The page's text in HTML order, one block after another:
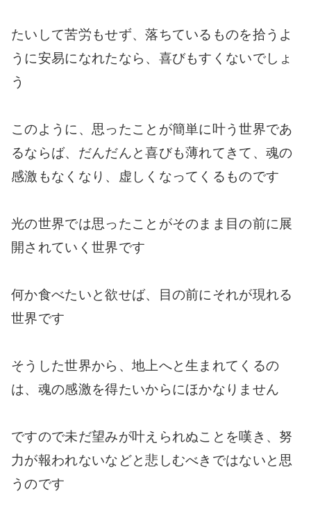
たいして苦労もせず、落ちているものを拾うよ
うに安易になれたなら、喜びもすくないでしょ
う
このように、思ったことが簡単に叶う世界であ
るならば、だんだんと喜びも薄れてきて、魂の
感激もなくなり、虚しくなってくるものです
光の世界では思ったことがそのまま目の前に展
開されていく世界です
何か食べたいと欲せば、目の前にそれが現れる
世界です
そうした世界から、地上へと生まれてくるの
は、魂の感激を得たいからにほかなりません
ですので未だ望みが叶えられぬことを嘆き、努
力が報われないなどと悲しむべきではないと思
うのです